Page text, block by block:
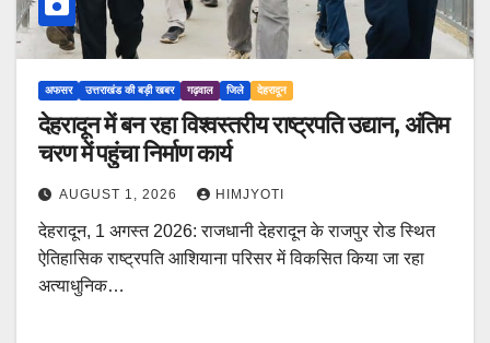
अफसर उत्तराखंड की बड़ी खबर गढ़वाल जिले देहरादून
देहरादून में बन रहा विश्वस्तरीय राष्ट्रपति उद्यान, अंतिम
चरण में पहुंचा निर्माण कार्य
AUGUST 1, 2026 HIMJYOTI
देहरादून, 1 अगस्त 2026: राजधानी देहरादून के राजपुर रोड स्थित
ऐतिहासिक राष्ट्रपति आशियाना परिसर में विकसित किया जा रहा
अत्याधुनिक…